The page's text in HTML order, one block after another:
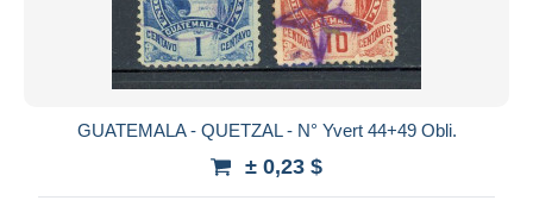
GUATEMALA - QUETZAL - N° Yvert 44+49 Obli.
± 0,23 $